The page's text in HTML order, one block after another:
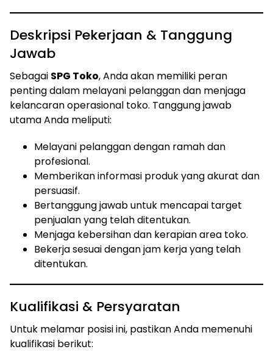
Deskripsi Pekerjaan & Tanggung
Jawab
Sebagai SPG Toko, Anda akan memiliki peran
penting dalam melayani pelanggan dan menjaga
kelancaran operasional toko. Tanggung jawab
utama Anda meliputi:
Melayani pelanggan dengan ramah dan
profesional.
Memberikan informasi produk yang akurat dan
persuasif.
Bertanggung jawab untuk mencapai target
penjualan yang telah ditentukan.
Menjaga kebersihan dan kerapian area toko.
Bekerja sesuai dengan jam kerja yang telah
ditentukan.
Kualifikasi & Persyaratan
Untuk melamar posisi ini, pastikan Anda memenuhi
kualifikasi berikut: